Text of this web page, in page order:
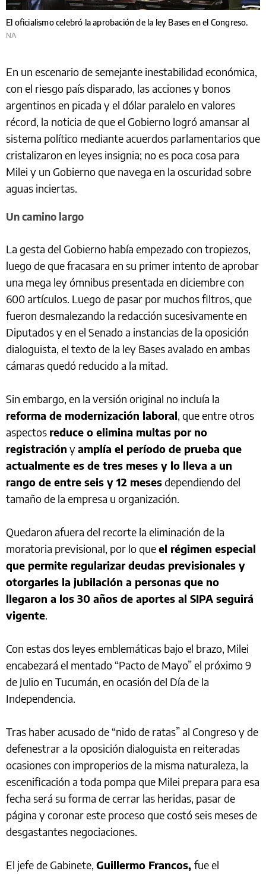
El oficialismo celebró la aprobación de la ley Bases en el Congreso.
NA
En un escenario de semejante inestabilidad económica,
con el riesgo país disparado, las acciones y bonos
argentinos en picada y el dólar paralelo en valores
récord, la noticia de que el Gobierno logró amansar al
sistema político mediante acuerdos parlamentarios que
cristalizaron en leyes insignia; no es poca cosa para
Milei y un Gobierno que navega en la oscuridad sobre
aguas inciertas.
Un camino largo
La gesta del Gobierno había empezado con tropiezos,
luego de que fracasara en su primer intento de aprobar
una mega ley ómnibus presentada en diciembre con
600 artículos. Luego de pasar por muchos filtros, que
fueron desmalezando la redacción sucesivamente en
Diputados y en el Senado a instancias de la oposición
dialoguista, el texto de la ley Bases avalado en ambas
cámaras quedó reducido a la mitad.
Sin embargo, en la versión original no incluía la
reforma de modernización laboral, que entre otros
aspectos reduce o elimina multas por no
registración yamplía el período de prueba que
actualmente es de tres meses y lo lleva a un
rango de entre seis y 12 mesesdependiendo del
tamaño de la empresa u organización.
Quedaron afuera del recorte la eliminación de la
moratoria previsional, por lo queel régimen especial
que permite regularizar deudas previsionales y
otorgarles la jubilación a personas que no
llegaron a los 30 años de aportes al SIPA seguirá
vigente.
Con estas dos leyes emblemáticas bajo el brazo, Milei
encabezará el mentado “Pacto de Mayo” el próximo 9
de Julio en Tucumán, en ocasión del Día de la
Independencia.
Tras haber acusado de “nido de ratas” al Congreso y de
defenestrar a la oposición dialoguista en reiteradas
ocasiones con improperios de la misma naturaleza, la
escenificación a toda pompa que Milei prepara para esa
fecha será su forma de cerrar las heridas, pasar de
página y coronar este proceso que costó seis meses de
desgastantes negociaciones.
El jefe de Gabinete, Guillermo Francos, fue el